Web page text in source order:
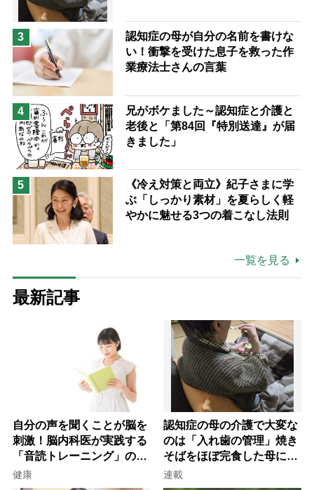
3
認知症の母が自分の名前を書けな
い！衝撃を受けた息子を救った作
業療法士さんの言葉
4
兄がボケました～認知症と介護と
老後と「第84回『特別送達』が届
きました」
5
《冷え対策と両立》紀子さまに学
ぶ「しっかり素材」を夏らしく軽
やかに魅せる3つの着こなし法則
一覧を見る
最新記事
自分の声を聞くことが脳を
刺激！脳内科医が実践する
「音読トレーニング」の極
意
健康
認知症の母の介護で大変な
のは「入れ歯の管理」焼き
そばをほぼ完食した母に息
子が血の気が引いた理由
連載